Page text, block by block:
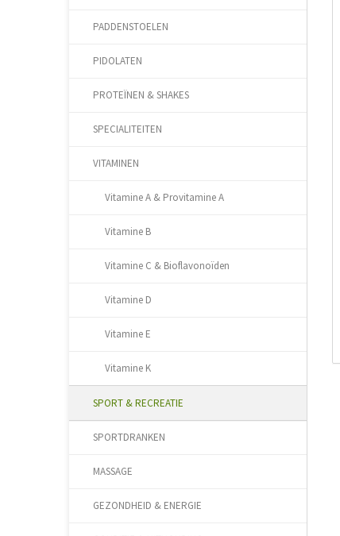
PADDENSTOELEN
PIDOLATEN
PROTEÏNEN & SHAKES
SPECIALITEITEN
VITAMINEN
Vitamine A & Provitamine A
Vitamine B
Vitamine C & Bioflavonoïden
Vitamine D
Vitamine E
Vitamine K
SPORT & RECREATIE
SPORTDRANKEN
MASSAGE
GEZONDHEID & ENERGIE